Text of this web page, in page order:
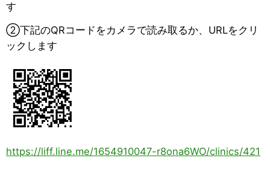
す
②下記のQRコードをカメラで読み取るか、URLをクリ
ックします
https://liff.line.me/1654910047-r8ona6WO/clinics/421